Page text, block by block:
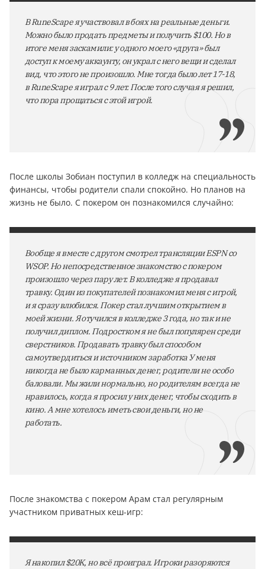
В RuneScape я участвовал в боях на реальные деньги.
Можно было продать предметы и получить $100. Но в
итоге меня заскамили: у одного моего «друга» был
доступ к моему аккаунту, он украл с него вещи и сделал
вид, что этого не произошло. Мне тогда было лет 17-18,
в RuneScape я играл с 9 лет. После того случая я решил,
что пора прощаться с этой игрой.
После школы Зобиан поступил в колледж на специальность
финансы, чтобы родители спали спокойно. Но планов на
жизнь не было. С покером он познакомился случайно:
Вообще я вместе с другом смотрел трансляции ESPN со
WSOP. Но непосредственное знакомство с покером
произошло через пару лет. В колледже я продавал
травку. Один из покупателей познакомил меня с игрой,
и я сразу влюбился. Покер стал лучшим открытием в
моей жизни. Я отучился в колледже 3 года, но так и не
получил диплом. Подростком я не был популярен среди
сверстников. Продавать травку был способом
самоутвердиться и источником заработка У меня
никогда не было карманных денег, родители не особо
баловали. Мы жили нормально, но родителям всегда не
нравилось, когда я просил у них денег, чтобы сходить в
кино. А мне хотелось иметь свои деньги, но не
работать.
После знакомства с покером Арам стал регулярным
участником приватных кеш-игр:
Я накопил $20K, но всё проиграл. Игроки разоряются